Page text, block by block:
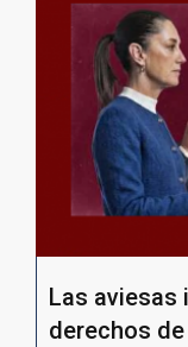
Las aviesas
derechos